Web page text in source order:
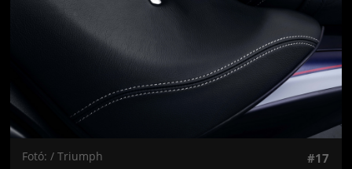
Fotó: / Triumph #17